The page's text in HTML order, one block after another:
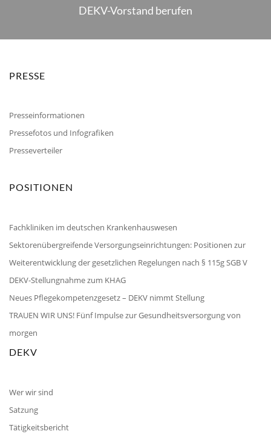
DEKV-Vorstand berufen
PRESSE
Presseinformationen
Pressefotos und Infografiken
Presseverteiler
POSITIONEN
Fachkliniken im deutschen Krankenhauswesen
Sektorenübergreifende Versorgungseinrichtungen: Positionen zur
Weiterentwicklung der gesetzlichen Regelungen nach § 115g SGB V
DEKV-Stellungnahme zum KHAG
Neues Pflegekompetenzgesetz – DEKV nimmt Stellung
TRAUEN WIR UNS! Fünf Impulse zur Gesundheitsversorgung von
morgen
DEKV
Wer wir sind
Satzung
Tätigkeitsbericht